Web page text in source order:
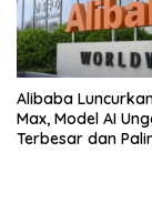
Alibaba
Max, Model AI
Terbesar dan